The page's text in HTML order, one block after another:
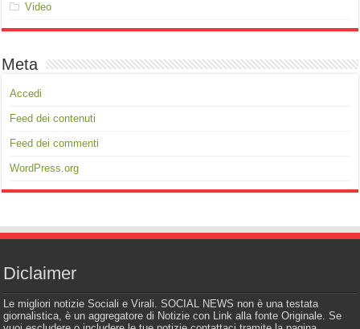
Video
Meta
Accedi
Feed dei contenuti
Feed dei commenti
WordPress.org
Diclaimer
Le migliori notizie Sociali e Virali. SOCIAL NEWS non è una testata
giornalistica, è un aggregatore di Notizie con Link alla fonte Originale. Se